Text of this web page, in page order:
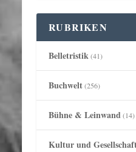
RUBRIKEN
Belletristik(41)
Buchwelt(256)
Bühne & Leinwand(14)
Kultur und